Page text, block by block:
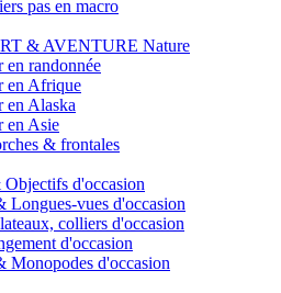
pas en macro
& AVENTURE Nature
en randonnée
en Afrique
en Alaska
en Asie
& frontales
d'occasion
Longues-vues d'occasion
colliers d'occasion
d'occasion
Monopodes d'occasion